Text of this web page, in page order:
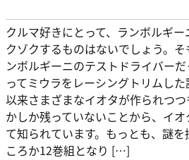
クルマ好きにとって、ランボルギ
クゾクするものはないでしょう。
ンボルギーニのテストドライバー
ってミウラをレーシングトリムした
以来さまざまなイオタが作られつ
かしか残っていないことから、イ
て知られています。もっとも、謎
ころか12巻組となり […]